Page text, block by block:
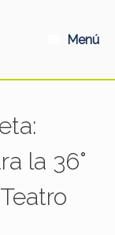
Menú
la 36°